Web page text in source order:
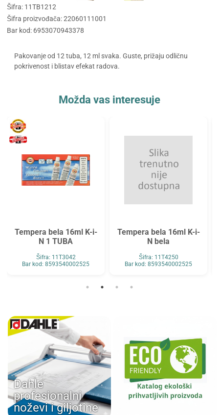
Šifra: 11TB1212
Šifra proizvođača: 22060111001
Bar kod: 6953070943378
Pakovanje od 12 tuba, 12 ml svaka. Guste, prižaju odličnu
pokrivenost i blistav efekat radova.
Možda vas interesuje
Tempera bela 16ml K-i-
N 1 TUBA
Šifra: 11T3042
Bar kod: 8593540002525
Tempera bela 16ml K-i-
N bela
Šifra: 11T4250
Bar kod: 8593540002525
Dahle
profesionalni
noževi i giljotine